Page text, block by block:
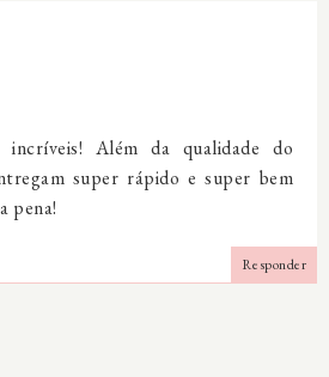
Além da qualidade do
super rápido e super bem
pena!
Responder